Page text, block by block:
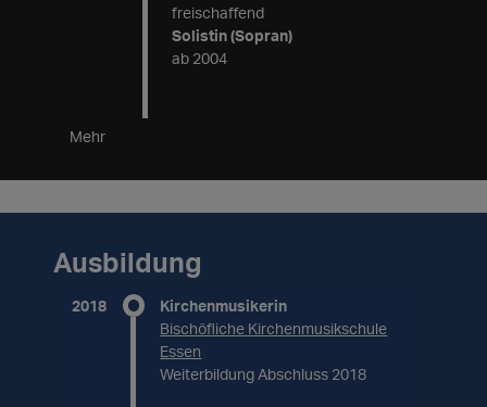
freischaffend
Solistin (Sopran)
ab 2004
Mehr
Ausbildung
2018
Kirchenmusikerin
Bischöfliche Kirchenmusikschule
Essen
Weiterbildung Abschluss 2018